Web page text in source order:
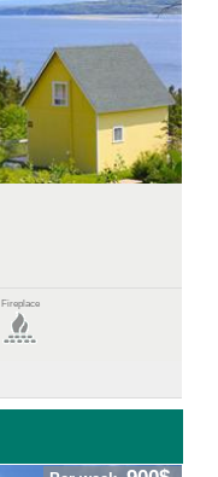
Fireplace